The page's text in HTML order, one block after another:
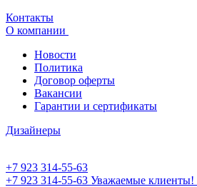
Контакты
О компании
Новости
Политика
Договор оферты
Вакансии
Гарантии и сертификаты
Дизайнеры
+7 923 314-55-63
+7 923 314-55-63 Уважаемые клиенты!